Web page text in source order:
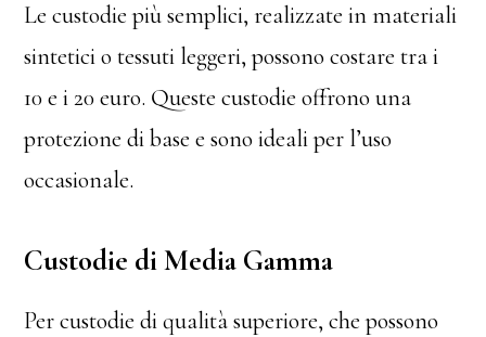
Le custodie più semplici, realizzate in materiali
sintetici o tessuti leggeri, possono costare tra i
10 e i 20 euro. Queste custodie offrono una
protezione di base e sono ideali per l’uso
occasionale.
Custodie di Media Gamma
Per custodie di qualità superiore, che possono